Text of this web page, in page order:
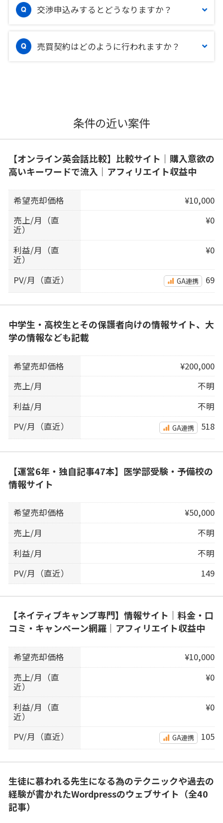
交渉申込みするとどうなりますか？
売買契約はどのように行われますか？
条件の近い案件
【オンライン英会話比較】比較サイト｜購入意欲の
高いキーワードで流入｜アフィリエイト収益中
希望売却価格
¥10,000
売上/月（直
近）
¥0
利益/月（直
近）
¥0
PV/月（直近） GA連携 69
中学生・高校生とその保護者向けの情報サイト、大
学の情報なども記載
希望売却価格
¥200,000
売上/月
不明
利益/月
不明
PV/月（直近）
GA連携 518
【運営6年・独自記事47本】医学部受験・予備校の
情報サイト
希望売却価格
¥50,000
売上/月
不明
利益/月
不明
PV/月（直近）
149
【ネイティブキャンプ専門】情報サイト｜料金・口
コミ・キャンペーン網羅｜アフィリエイト収益中
希望売却価格
¥10,000
売上/月（直
近）
¥0
利益/月（直
近）
¥0
PV/月（直近） GA連携 105
生徒に慕われる先生になる為のテクニックや過去の
経験が書かれたWordpressのウェブサイト（全40
記事）